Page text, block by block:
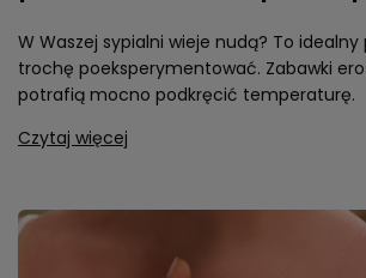
W Waszej sypialni wieje nudą? To
trochę poeksperymentować. Zabawki
potrafią mocno podkręcić temperaturę.
Czytaj więcej